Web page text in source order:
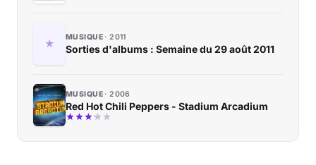
MUSIQUE 2011
Sorties d'albums : Semaine du 29 août 2011
MUSIQUE 2006
Red Hot Chili Peppers - Stadium Arcadium